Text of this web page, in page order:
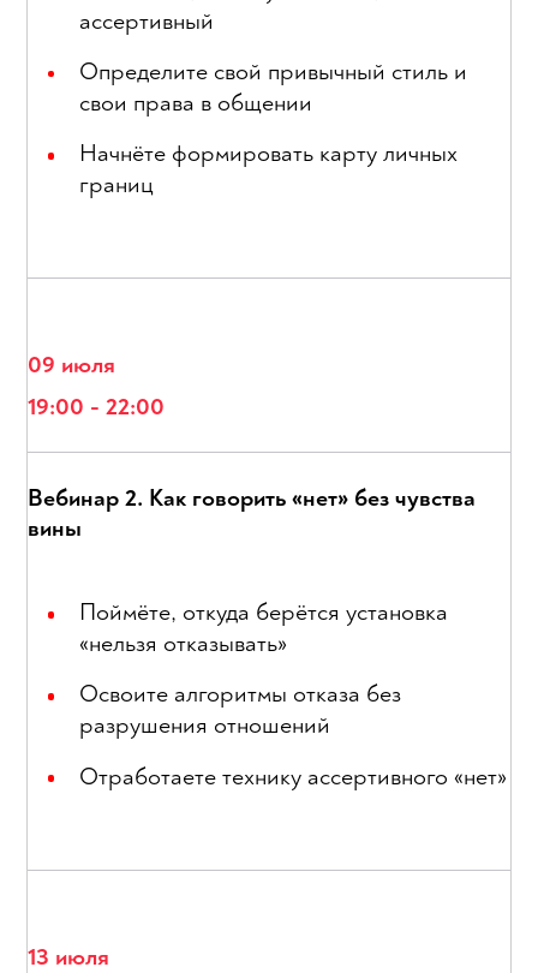
ассертивный
Определите свой привычный стиль и
свои права в общении
Начнёте формировать карту личных
границ
09 июля
19:00 - 22:00
Вебинар 2. Как говорить «нет» без чувства
вины
Поймёте, откуда берётся установка
«нельзя отказывать»
Освоите алгоритмы отказа без
разрушения отношений
Отработаете технику ассертивного «нет»
13 июля